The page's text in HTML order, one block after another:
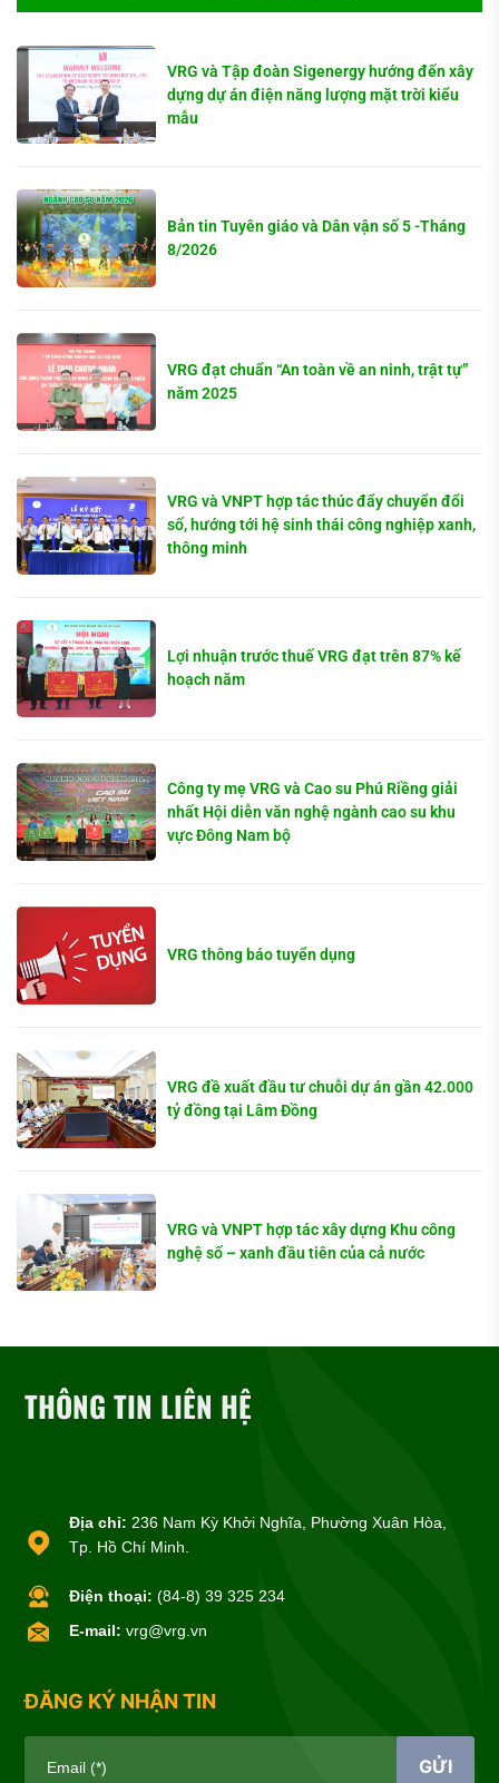
VRG và Tập đoàn Sigenergy hướng đến xây
dựng dự án điện năng lượng mặt trời kiểu
mẫu
Bản tin Tuyên giáo và Dân vận số 5 -Tháng
8/2026
VRG đạt chuẩn “An toàn về an ninh, trật tự”
năm 2025
VRG và VNPT hợp tác thúc đẩy chuyển đổi
số, hướng tới hệ sinh thái công nghiệp xanh,
thông minh
Lợi nhuận trước thuế VRG đạt trên 87% kế
hoạch năm
Công ty mẹ VRG và Cao su Phú Riềng giải
nhất Hội diễn văn nghệ ngành cao su khu
vực Đông Nam bộ
VRG thông báo tuyển dụng
VRG đề xuất đầu tư chuỗi dự án gần 42.000
tỷ đồng tại Lâm Đồng
VRG và VNPT hợp tác xây dựng Khu công
nghệ số – xanh đầu tiên của cả nước
THÔNG TIN LIÊN HỆ
Địa chỉ: 236 Nam Kỳ Khởi Nghĩa, Phường Xuân Hòa,
Tp. Hồ Chí Minh.
Điện thoại: (84-8) 39 325 234
E-mail: vrg@vrg.vn
ĐĂNG KÝ NHẬN TIN
Email (*) GỬI